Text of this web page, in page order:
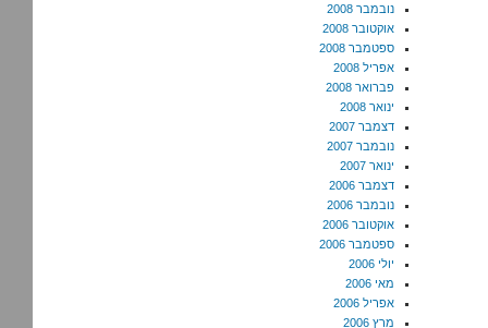
נובמבר 2008
אוקטובר 2008
ספטמבר 2008
אפריל 2008
פברואר 2008
ינואר 2008
דצמבר 2007
נובמבר 2007
ינואר 2007
דצמבר 2006
נובמבר 2006
אוקטובר 2006
ספטמבר 2006
יולי 2006
מאי 2006
אפריל 2006
מרץ 2006